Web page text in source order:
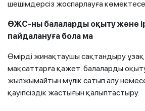
шешімдерсіз жоспарлауға
ӨЖС-ны балаларды оқыту және
пайдалануға бола ма
Өмірді жинақтаушы сақтандыру ұзақ
мақсаттарға қажет: балаларды
жылжымайтын мүлік сатып алу
қауіпсіздік жастығын қалыптастыру.